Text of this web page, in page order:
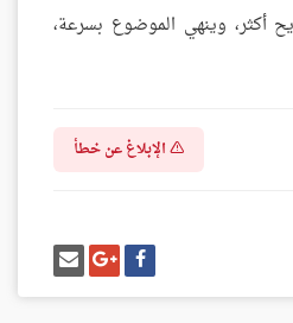
أكثر، وينهي الموضوع بسرعة،
الإبلاغ عن خطأ
شارك
على
فيسبوك
شارك
على
غوغل
بلس
إرسل
إيميل